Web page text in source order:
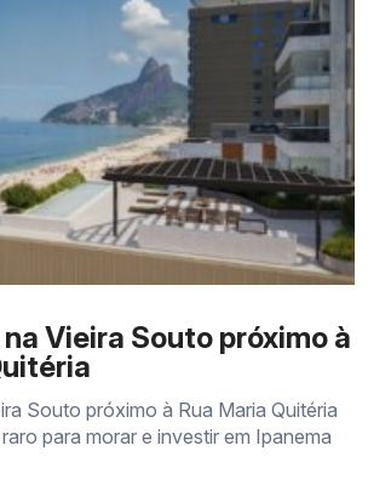
Vieira Souto próximo à
Souto próximo à Rua Maria Quitéria
para morar e investir em Ipanema